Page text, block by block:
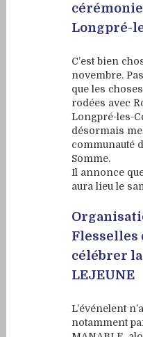
Longpré-
C’est bien
novembre.
que les
rodées avec
Longpré-les-
désormais
communauté
Somme.
Il annonce
aura lieu le
célébrer la
LEJEUNE
L’événelent
notamment